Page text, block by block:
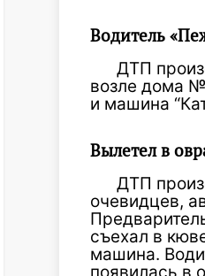
Водитель
ДТП
возле дома
и машина
Вылетел в
ДТП
очевидцев,
съехал в
машина.
появилась в